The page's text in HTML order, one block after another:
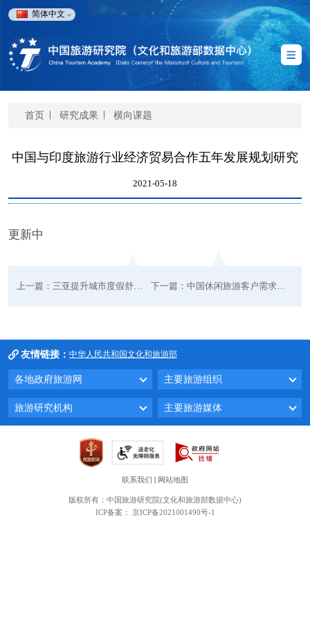
简体中文
首页 研究成果 横向课题
中国与印度旅游行业经济贸易合作五年发展规划研究
2021-05-18
更新中
上一篇：三亚提升城市度假舒适度研究 下一篇：中国休闲旅游客户需求趋势研究
友情链接： 中华人民共和国文化和旅游部
各地政府旅游网 主要旅游组织
旅游研究机构 主要旅游媒体
联系我们 | 网站地图
版权所有：中国旅游研究院(文化和旅游部数据中心)
ICP备案： 京ICP备2021001490号-1